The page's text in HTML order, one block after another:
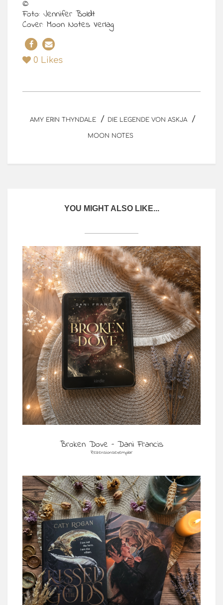
©
Foto: Jennifer Boldt
Cover: Moon Notes Verlag
0 Likes
AMY ERIN THYNDALE / DIE LEGENDE VON ASKJA /
MOON NOTES
YOU MIGHT ALSO LIKE...
Broken Dove – Dani Francis
Rezensionsexemplar